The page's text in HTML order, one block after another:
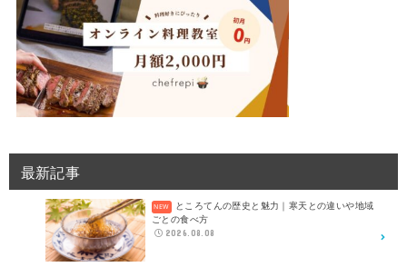
最新記事
ところてんの歴史と魅力｜寒天との違いや地域
ごとの食べ方
2026.08.08